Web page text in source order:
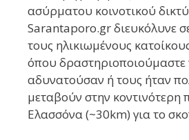
ασύρματου κοινοτικού
Sarantaporo.gr διευκόλυνε
τους ηλικιωμένους
όπου
αδυνατούσαν ή τους ήταν
μεταβούν στην κοντινότερη
Ελασσόνα (~30km) για το